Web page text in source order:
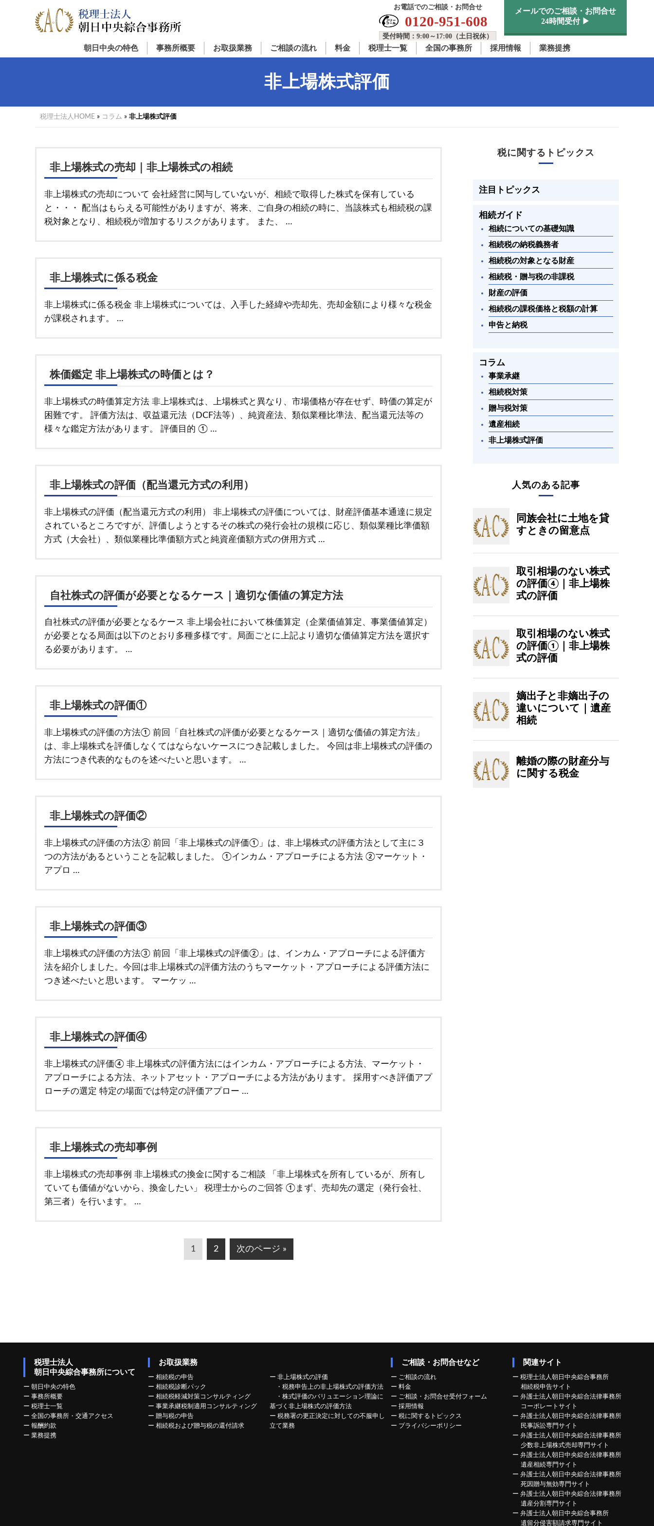
お電話でのご相談・お問合せ
0120-951-608
受付時間：9:00～17:00（土日祝休）
メールでのご相談・お問合せ
24時間受付 ▶
朝日中央の特色 事務所概要 お取扱業務 ご相談の流れ 料金 税理士一覧 全国の事務所 採用情報 業務提携
非上場株式評価
税理士法人HOME » コラム » 非上場株式評価
非上場株式の売却｜非上場株式の相続
非上場株式の売却について 会社経営に関与していないが、相続で取得した株式を保有している
と・・・ 配当はもらえる可能性がありますが、将来、ご自身の相続の時に、当該株式も相続税の課
税対象となり、相続税が増加するリスクがあります。 また、 …
非上場株式に係る税金
非上場株式に係る税金 非上場株式については、入手した経緯や売却先、売却金額により様々な税金
が課税されます。 …
株価鑑定 非上場株式の時価とは？
非上場株式の時価算定方法 非上場株式は、上場株式と異なり、市場価格が存在せず、時価の算定が
困難です。 評価方法は、収益還元法（DCF法等）、純資産法、類似業種比準法、配当還元法等の
様々な鑑定方法があります。 評価目的 ① …
非上場株式の評価（配当還元方式の利用）
非上場株式の評価（配当還元方式の利用） 非上場株式の評価については、財産評価基本通達に規定
されているところですが、評価しようとするその株式の発行会社の規模に応じ、類似業種比準価額
方式（大会社）、類似業種比準価額方式と純資産価額方式の併用方式 …
自社株式の評価が必要となるケース｜適切な価値の算定方法
自社株式の評価が必要となるケース 非上場会社において株価算定（企業価値算定、事業価値算定）
が必要となる局面は以下のとおり多種多様です。局面ごとに上記より適切な価値算定方法を選択す
る必要があります。 …
非上場株式の評価①
非上場株式の評価の方法① 前回「自社株式の評価が必要となるケース｜適切な価値の算定方法」
は、非上場株式を評価しなくてはならないケースにつき記載しました。 今回は非上場株式の評価の
方法につき代表的なものを述べたいと思います。 …
非上場株式の評価②
非上場株式の評価の方法② 前回「非上場株式の評価①」は、非上場株式の評価方法として主に３
つの方法があるということを記載しました。 ①インカム・アプローチによる方法 ②マーケット・
アプロ …
非上場株式の評価③
非上場株式の評価の方法③ 前回「非上場株式の評価②」は、インカム・アプローチによる評価方
法を紹介しました。今回は非上場株式の評価方法のうちマーケット・アプローチによる評価方法に
つき述べたいと思います。 マーケッ …
非上場株式の評価④
非上場株式の評価④ 非上場株式の評価方法にはインカム・アプローチによる方法、マーケット・
アプローチによる方法、ネットアセット・アプローチによる方法があります。 採用すべき評価アプ
ローチの選定 特定の場面では特定の評価アプロー …
非上場株式の売却事例
非上場株式の売却事例 非上場株式の換金に関するご相談 「非上場株式を所有しているが、所有し
ていても価値がないから、換金したい」 税理士からのご回答 ①まず、売却先の選定（発行会社、
第三者）を行います。 …
ペ
ー
1
ペ
ー
2
移
動
次のページ »
税に関するトピックス
注目トピックス
相続ガイド
相続についての基礎知識
相続税の納税義務者
相続税の対象となる財産
相続税・贈与税の非課税
財産の評価
相続税の課税価格と税額の計算
申告と納税
コラム
事業承継
相続税対策
贈与税対策
遺産相続
非上場株式評価
人気のある記事
税理士法人
朝日中央綜合事務所について
ー 朝日中央の特色
ー 事務所概要
ー 税理士一覧
ー 全国の事務所・交通アクセス
ー 報酬約款
ー 業務提携
お取扱業務
ー 相続税の申告
ー 相続税診断パック
ー 相続税軽減対策コンサルティング
ー 事業承継税制適用コンサルティング
ー 贈与税の申告
ー 相続税および贈与税の還付請求
ー 非上場株式の評価
・税務申告上の非上場株式の評価方法
・株式評価のバリュエーション理論に
基づく非上場株式の評価方法
ー 税務署の更正決定に対しての不服申し
立て業務
ご相談・お問合せなど
ー ご相談の流れ
ー料金
ー ご相談・お問合せ受付フォーム
ー採用情報
ー税に関するトピックス
ー プライバシーポリシー
関連サイト
ー 税理士法人朝日中央綜合事務所
相続税申告サイト
ー 弁護士法人朝日中央綜合法律事務所
コーポレートサイト
ー 弁護士法人朝日中央綜合法律事務所
民事訴訟専門サイト
ー 弁護士法人朝日中央綜合法律事務所
少数非上場株式売却専門サイト
ー 弁護士法人朝日中央綜合法律事務所
遺産相続専門サイト
ー 弁護士法人朝日中央綜合法律事務所
死因贈与無効専門サイト
ー 弁護士法人朝日中央綜合法律事務所
遺産分割専門サイト
ー 弁護士法人朝日中央綜合事務所
遺留分侵害額請求専門サイト